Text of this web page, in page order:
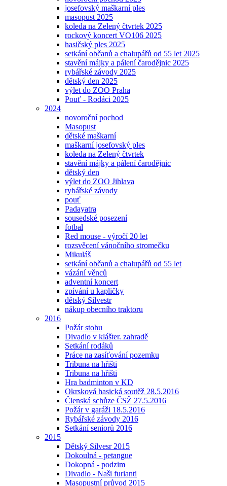
josefovský maškarní ples
masopust 2025
koleda na Zelený čtvrtek 2025
rockový koncert VO106 2025
hasičský ples 2025
setkání občanů a chalupářů od 55 let 2025
stavění májky a pálení čarodějnic 2025
rybářské závody 2025
dětský den 2025
výlet do ZOO Praha
Pouť - Rodáci 2025
2024
novoroční pochod
Masopust
dětské maškarní
maškarní josefovský ples
koleda na Zelený čtvrtek
stavění májky a pálení čarodějnic
dětský den
výlet do ZOO Jihlava
rybářské závody
pouť
Padayatra
sousedské posezení
fotbal
Red mouse - výročí 20 let
rozsvěcení vánočního stromečku
Mikuláš
setkání občanů a chalupářů od 55 let
vázání věnců
adventní koncert
zpívání u kapličky
dětský Silvestr
nákup obecního traktoru
2016
Požár stohu
Divadlo v klášter. zahradě
Setkání rodáků
Práce na zasíťování pozemku
Tribuna na hřišti
Tribuna na hřišti
Hra badminton v KD
Okrsková hasická soutěž 28.5.2016
Členská schůze ČSŽ 27.5.2016
Požár v garáži 18.5.2016
Rybářské závody 2016
Setkání seniorů 2016
2015
Dětský Silvesr 2015
Dokoulná - petangue
Dokopná - podzim
Divadlo - Naši furianti
Masopustní průvod 2015